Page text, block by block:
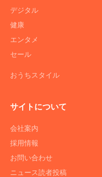
デジタル
健康
エンタメ
セール
おうちスタイル
サイトについて
会社案内
採用情報
お問い合わせ
ニュース読者投稿